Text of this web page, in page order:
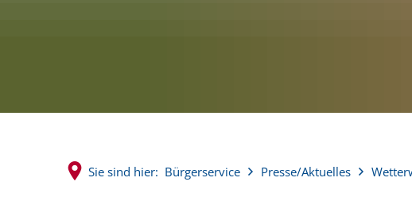
Sie sind hier: Bürgerservice Presse/Aktuelles